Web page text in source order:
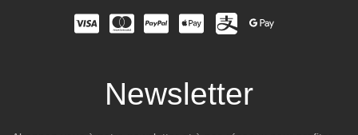
Newsletter